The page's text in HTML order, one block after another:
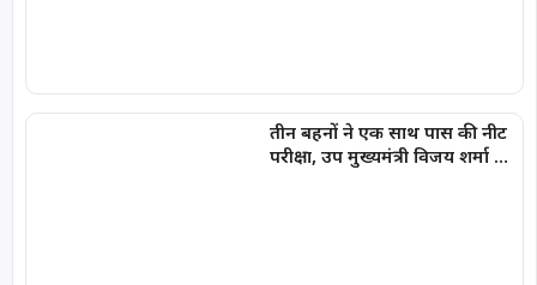
तीन बहनों ने एक साथ पास की नीट
परीक्षा, उप मुख्यमंत्री विजय शर्मा ने